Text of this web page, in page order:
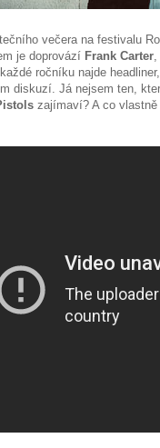
večera na festivalu
je doprovází Frank Carter,
ročníku najde
diskuzí. Já nejsem ten,
zajímaví? A co